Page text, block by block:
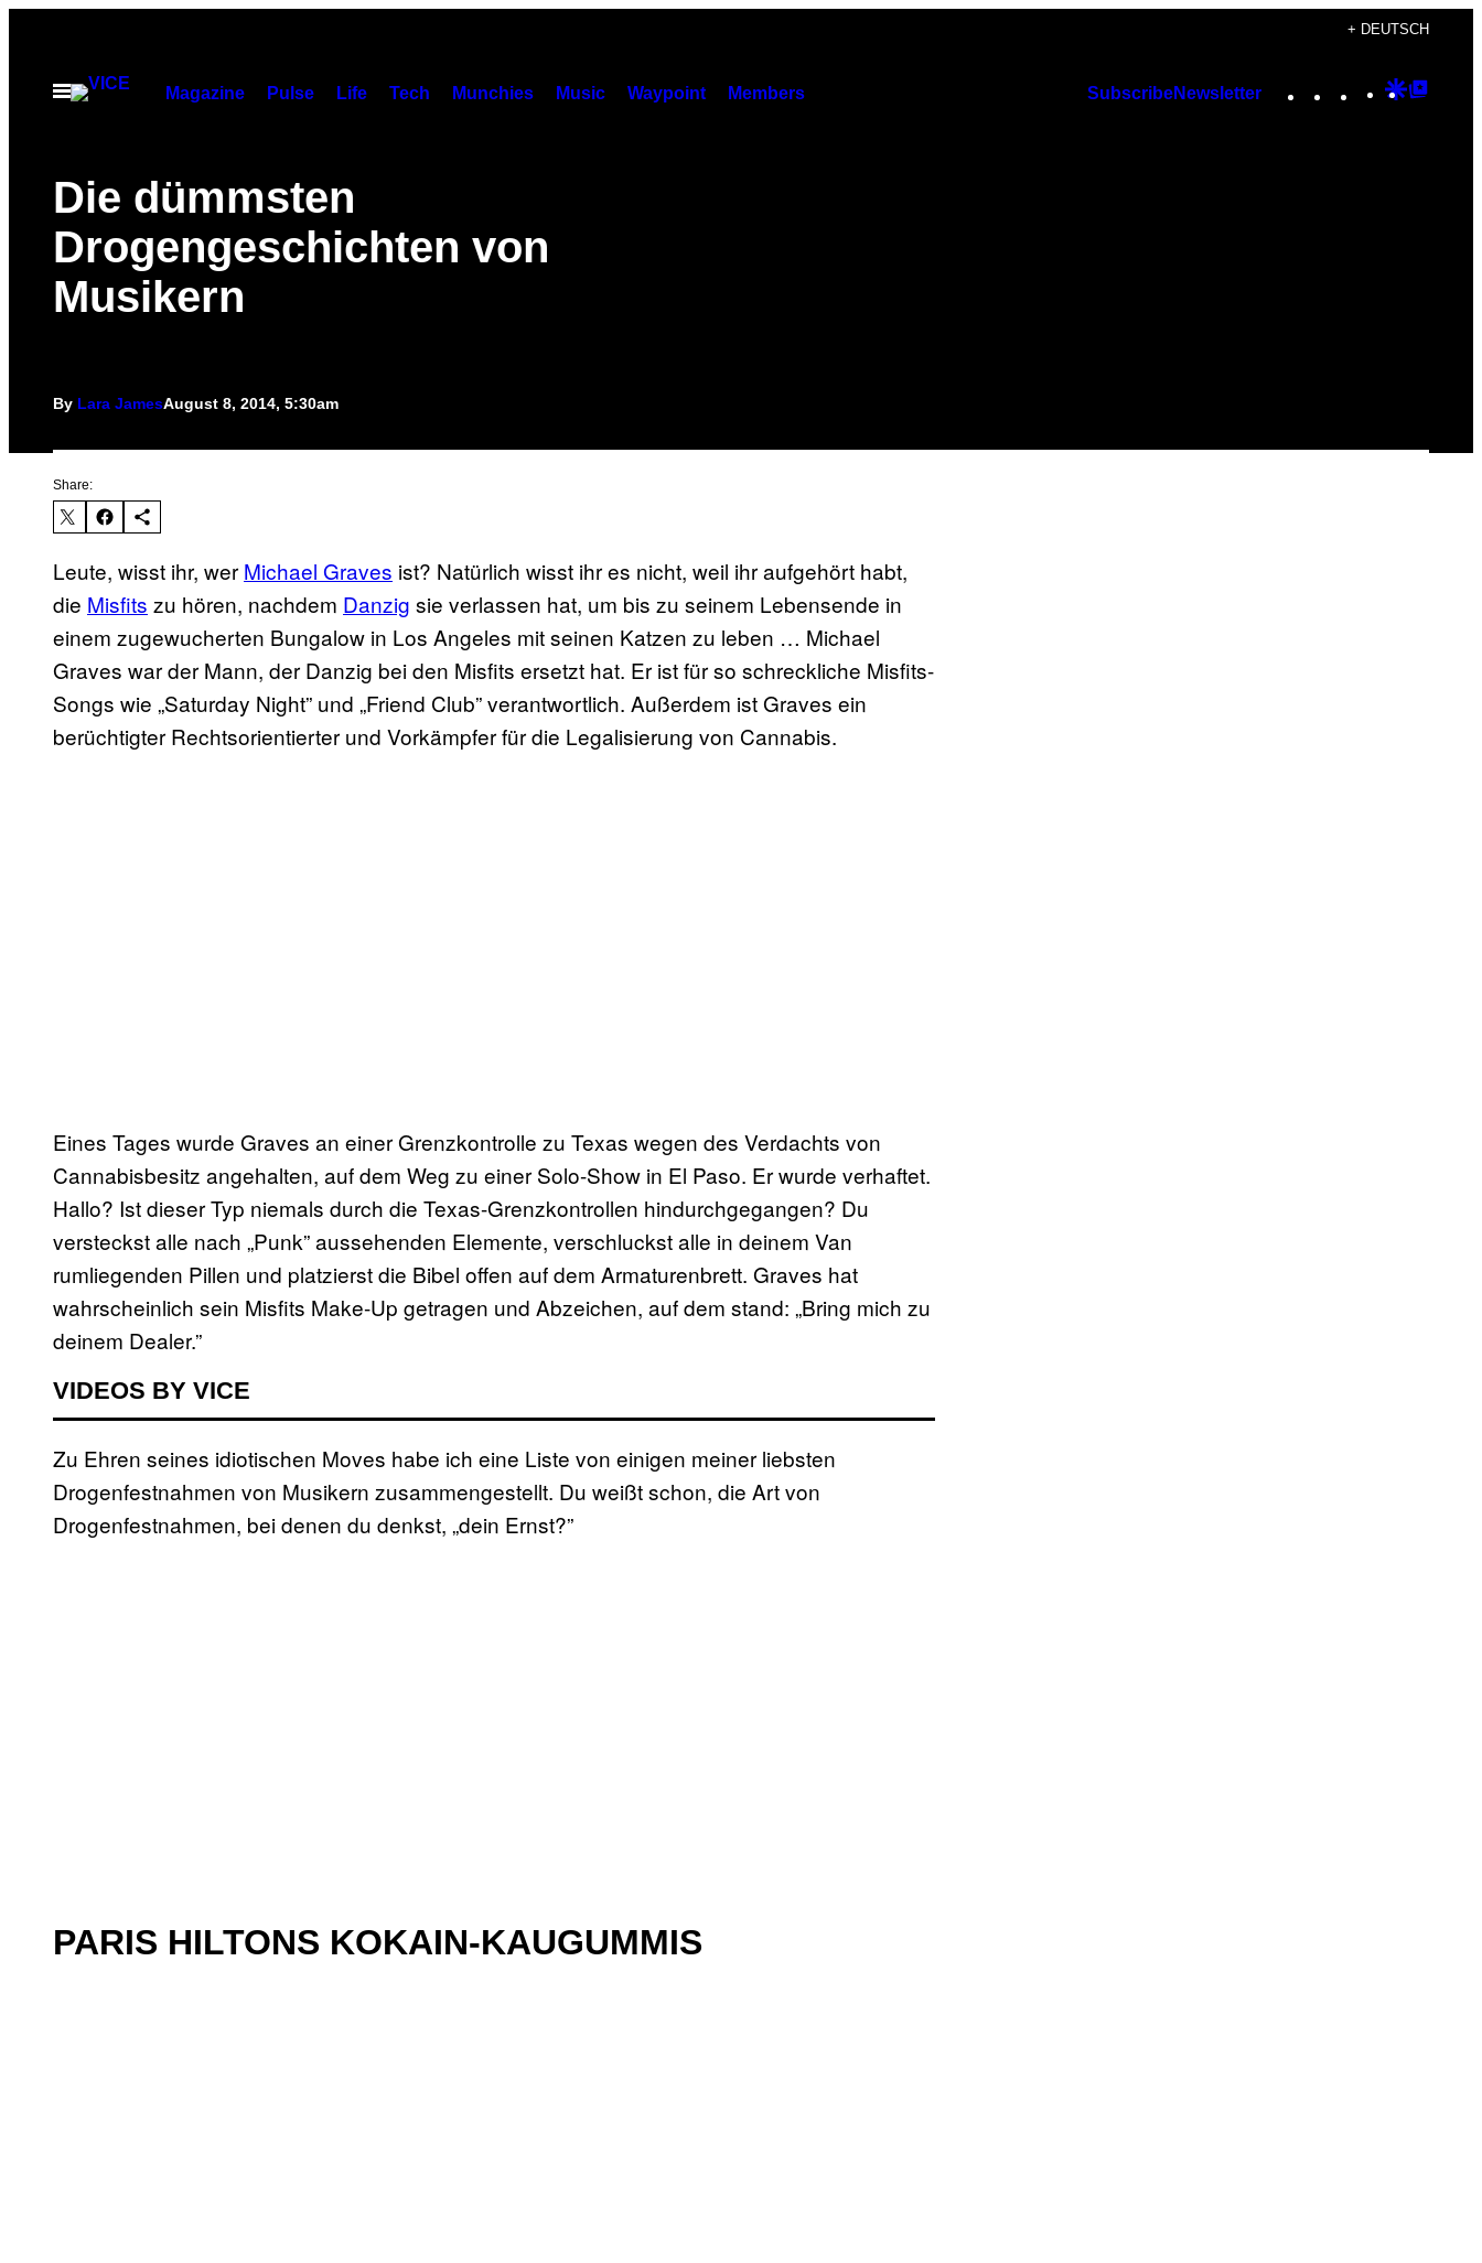
content
+ DEUTSCH
Open
Magazine Pulse Life Tech Munchies Music Waypoint Members SubscribeNewsletter Instagram
TikTok
YouTube
Google
Die dümmsten
Drogengeschichten von
Musikern
By Lara JamesAugust 8, 2014, 5:30am
Share:
Leute, wisst ihr, wer Michael Graves ist? Natürlich wisst ihr es nicht, weil ihr aufgehört habt,
die Misfits zu hören, nachdem Danzig sie verlassen hat, um bis zu seinem Lebensende in
einem zugewucherten Bungalow in Los Angeles mit seinen Katzen zu leben … Michael
Graves war der Mann, der Danzig bei den Misfits ersetzt hat. Er ist für so schreckliche Misfits-
Songs wie „Saturday Night” und „Friend Club” verantwortlich. Außerdem ist Graves ein
berüchtigter Rechtsorientierter und Vorkämpfer für die Legalisierung von Cannabis.
Eines Tages wurde Graves an einer Grenzkontrolle zu Texas wegen des Verdachts von
Cannabisbesitz angehalten, auf dem Weg zu einer Solo-Show in El Paso. Er wurde verhaftet.
Hallo? Ist dieser Typ niemals durch die Texas-Grenzkontrollen hindurchgegangen? Du
versteckst alle nach „Punk” aussehenden Elemente, verschluckst alle in deinem Van
rumliegenden Pillen und platzierst die Bibel offen auf dem Armaturenbrett. Graves hat
wahrscheinlich sein Misfits Make-Up getragen und Abzeichen, auf dem stand: „Bring mich zu
deinem Dealer.”
VIDEOS BY VICE
Zu Ehren seines idiotischen Moves habe ich eine Liste von einigen meiner liebsten
Drogenfestnahmen von Musikern zusammengestellt. Du weißt schon, die Art von
Drogenfestnahmen, bei denen du denkst, „dein Ernst?”
PARIS HILTONS KOKAIN-KAUGUMMIS